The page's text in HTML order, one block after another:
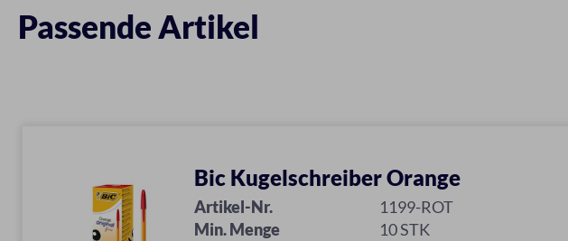
Passende Artikel
Bic Kugelschreiber Orange
Artikel-Nr.
1199-ROT
Min. Menge
10 STK